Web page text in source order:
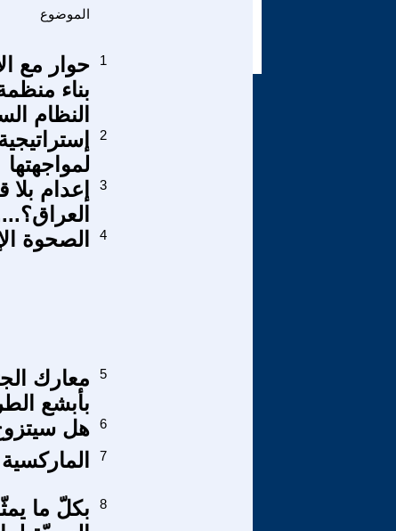
الموضوع
حوار مع
بناء
النظام
1
لمواجهتها
2
إعدام
3
الصحوة 4
معارك
بأبشع
5
هل 6
7
بكلّ ما
8